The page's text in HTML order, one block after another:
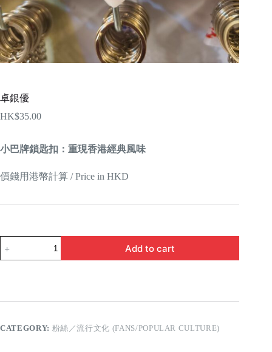
卓銀優
HK$35.00
小巴牌鎖匙扣：重現香港經典風味
價錢用港幣計算 / Price in HKD
銀
Add to cart
CATEGORY: 粉絲／流行文化 (FANS/POPULAR CULTURE)